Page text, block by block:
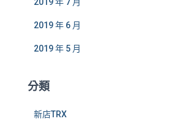
2019 年 6 月
2019 年 5 月
分類
新店TRX